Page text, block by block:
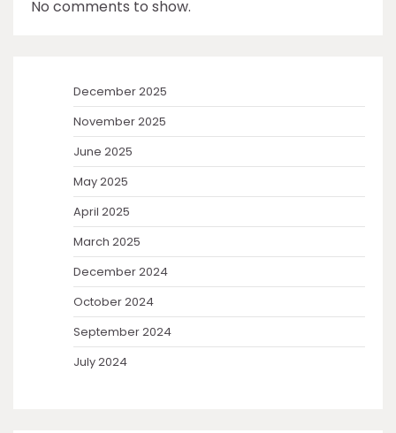
No comments to show.
December 2025
November 2025
June 2025
May 2025
April 2025
March 2025
December 2024
October 2024
September 2024
July 2024